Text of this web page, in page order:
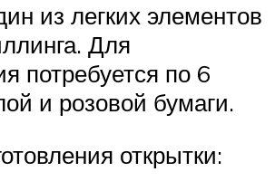
из легких элементов
Для
потребуется по 6
и розовой бумаги.
открытки: